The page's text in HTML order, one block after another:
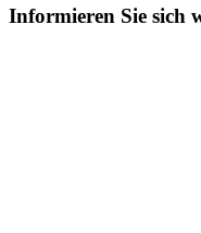
Informieren Sie sich